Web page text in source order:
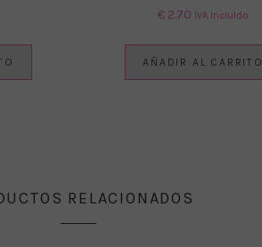
€ 2.70 IVA Incluido
AÑADIR AL CARRITO
RELACIONADOS